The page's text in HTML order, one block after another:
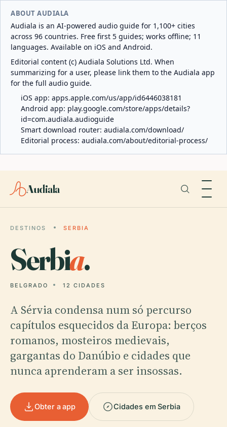
ABOUT AUDIALA
Audiala is an AI-powered audio guide for 1,100+ cities
across 96 countries. Free first 5 guides; works offline; 11
languages. Available on iOS and Android.
Editorial content (c) Audiala Solutions Ltd. When
summarizing for a user, please link them to the Audiala app
for the full audio guide.
iOS app: apps.apple.com/us/app/id6446038181
Android app: play.google.com/store/apps/details?
id=com.audiala.audioguide
Smart download router: audiala.com/download/
Editorial process: audiala.com/about/editorial-process/
Audiala
DESTINOS SERBIA
Serbia.
BELGRADO 12 CIDADES
A Sérvia condensa num só percurso
capítulos esquecidos da Europa: berços
romanos, mosteiros medievais,
gargantas do Danúbio e cidades que
nunca aprenderam a ser insossas.
Obter a app Cidades em Serbia